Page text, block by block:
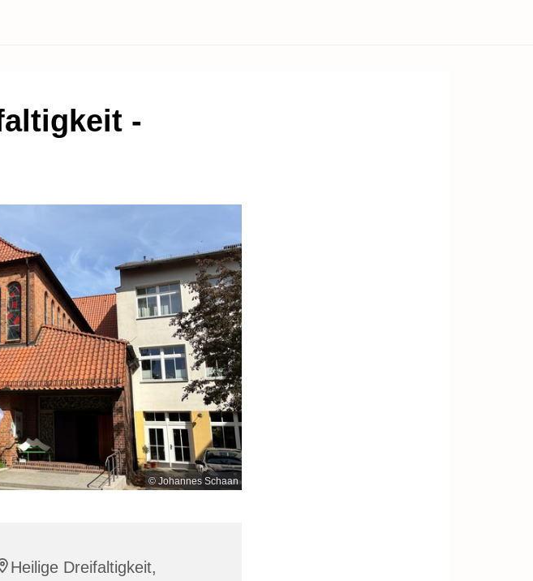
-
© Johannes Schaan
Heilige Dreifaltigkeit,